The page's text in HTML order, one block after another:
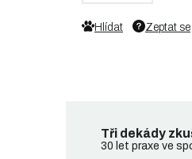
Zeptat se
Hlídat
Tři dekády
30 let praxe ve